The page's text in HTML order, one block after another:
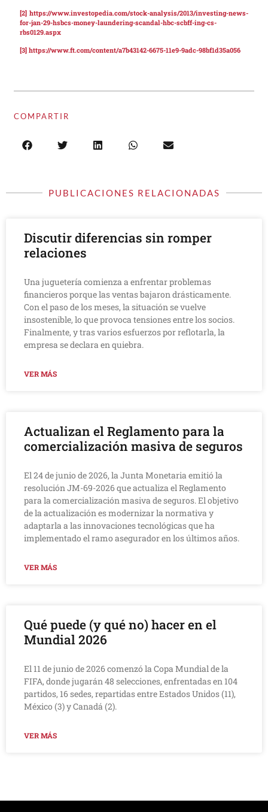
[2] https://www.investopedia.com/stock-analysis/2013/investing-news-
for-jan-29-hsbcs-money-laundering-scandal-hbc-scbff-ing-cs-
rbs0129.aspx
[3] https://www.ft.com/content/a7b43142-6675-11e9-9adc-98bf1d35a056
COMPARTIR
PUBLICACIONES RELACIONADAS
Discutir diferencias sin romper
relaciones
Una juguetería comienza a enfrentar problemas
financieros porque las ventas bajaron drásticamente.
Con el paso de los meses, la situación se vuelve
insostenible, lo que provoca tensiones entre los socios.
Finalmente, y tras varios esfuerzos por reflotarla, la
empresa se declara en quiebra.
VER MÁS
Actualizan el Reglamento para la
comercialización masiva de seguros
El 24 de junio de 2026, la Junta Monetaria emitió la
resolución JM-69-2026 que actualiza el Reglamento
para la comercialización masiva de seguros. El objetivo
de la actualización es modernizar la normativa y
adaptarla a las innovaciones tecnológicas que ha
implementado el ramo asegurador en los últimos años.
VER MÁS
Qué puede (y qué no) hacer en el
Mundial 2026
El 11 de junio de 2026 comenzó la Copa Mundial de la
FIFA, donde jugarán 48 selecciones, enfrentadas en 104
partidos, 16 sedes, repartidas entre Estados Unidos (11),
México (3) y Canadá (2).
VER MÁS